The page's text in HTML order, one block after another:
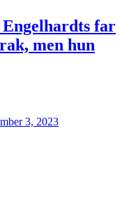
far
men hun
3, 2023